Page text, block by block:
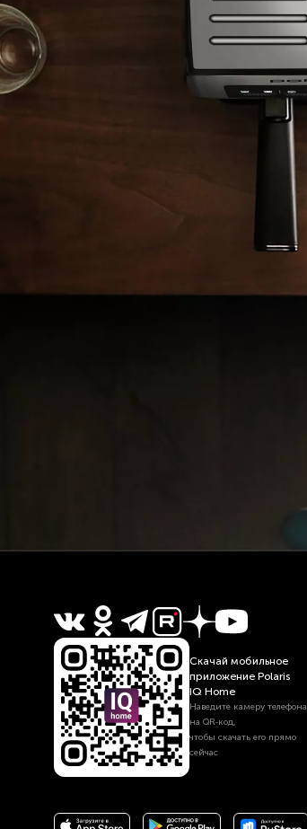
Скачай мобильное
приложение Polaris
IQ Home
Наведите камеру телефона
на QR‑код,
чтобы скачать его прямо
сейчас